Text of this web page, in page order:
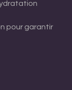
pour garantir